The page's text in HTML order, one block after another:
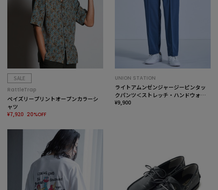
SALE
RattleTrap
ペイズリープリントオープンカラーシ
ャツ
¥7,920 20%OFF
UNION STATION
ライトアムンゼンジャージーピンタッ
クパンツ＜ストレッチ・ハンドウォッ
シャブル＞
¥9,900